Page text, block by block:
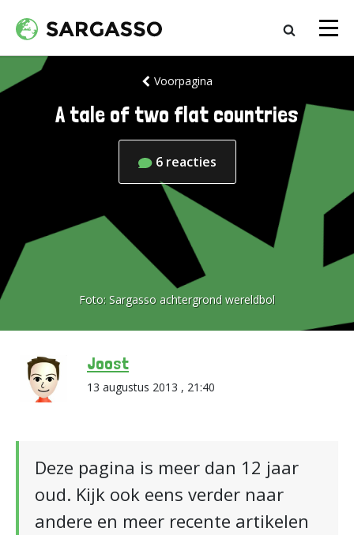
Voorpagina
A tale of two flat countries
6 reacties
Foto: Sargasso achtergrond wereldbol
Joost
13 augustus 2013 , 21:40
Deze pagina is meer dan 12 jaar
oud. Kijk ook eens verder naar
andere en meer recente artikelen